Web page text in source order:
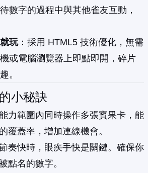
數字的過程中與其他雀友互動，
玩：採用 HTML5 技術優化，無需
或電腦瀏覽器上即點即開，碎片
。
小秘訣
能力範圍內同時操作多張賓果卡，能
覆蓋率，增加連線機會。
節奏快時，眼疾手快是關鍵。確保你
點名的數字。